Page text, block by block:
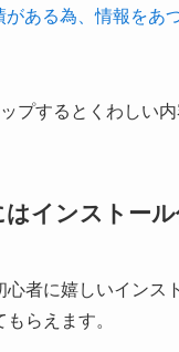
ある為、情報をあ
プするとくわしい内
インストー
心者に嬉しいイン
らえます。